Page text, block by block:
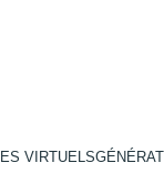
VIRTUELS